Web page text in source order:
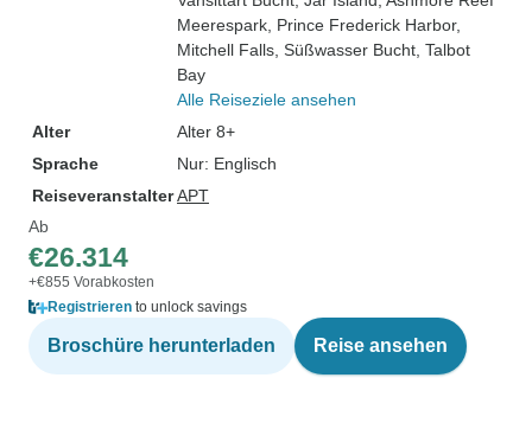
Meerespark , Prince Frederick Harbor,
Mitchell Falls , Süßwasser Bucht , Talbot
Bay
Alle Reiseziele ansehen
Alter
Alter 8+
Sprache
Nur: Englisch
ReiseveranstalterAPT
Ab
€26.314
+€855 Vorabkosten
Registrieren to unlock savings
Broschüre herunterladen Reise ansehen